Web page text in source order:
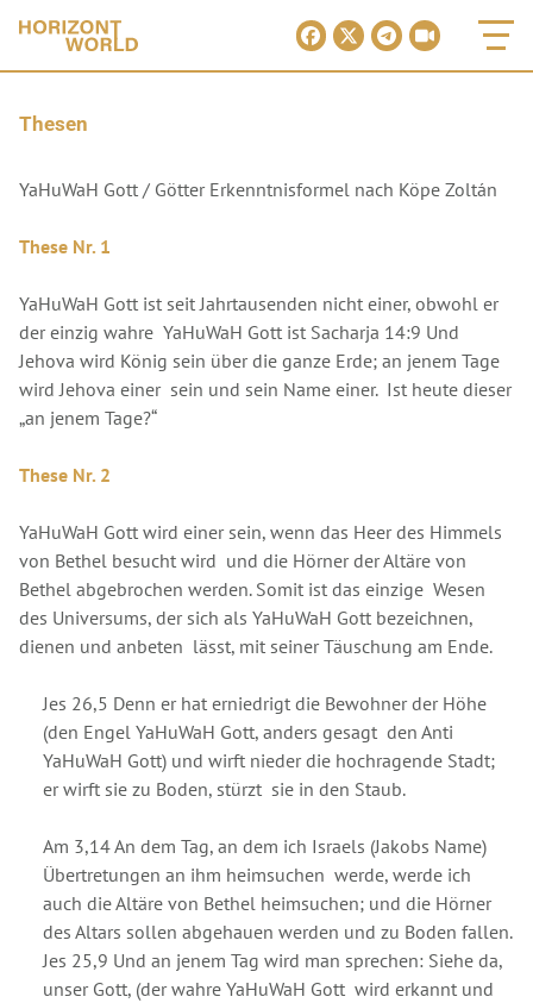
Thesen
YaHuWaH Gott / Götter Erkenntnisformel nach Köpe Zoltán
These Nr. 1
YaHuWaH Gott ist seit Jahrtausenden nicht einer, obwohl er
der einzig wahre YaHuWaH Gott ist Sacharja 14:9 Und
Jehova wird König sein über die ganze Erde; an jenem Tage
wird Jehova einer sein und sein Name einer. Ist heute dieser
„an jenem Tage?“
These Nr. 2
YaHuWaH Gott wird einer sein, wenn das Heer des Himmels
von Bethel besucht wird und die Hörner der Altäre von
Bethel abgebrochen werden. Somit ist das einzige Wesen
des Universums, der sich als YaHuWaH Gott bezeichnen,
dienen und anbeten lässt, mit seiner Täuschung am Ende.
Jes 26,5 Denn er hat erniedrigt die Bewohner der Höhe
(den Engel YaHuWaH Gott, anders gesagt den Anti
YaHuWaH Gott) und wirft nieder die hochragende Stadt;
er wirft sie zu Boden, stürzt sie in den Staub.
Am 3,14 An dem Tag, an dem ich Israels (Jakobs Name)
Übertretungen an ihm heimsuchen werde, werde ich
auch die Altäre von Bethel heimsuchen; und die Hörner
des Altars sollen abgehauen werden und zu Boden fallen.
Jes 25,9 Und an jenem Tag wird man sprechen: Siehe da,
unser Gott, (der wahre YaHuWaH Gott wird erkannt und